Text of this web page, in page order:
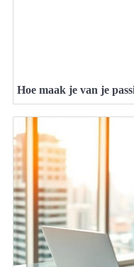
Hoe maak je van je